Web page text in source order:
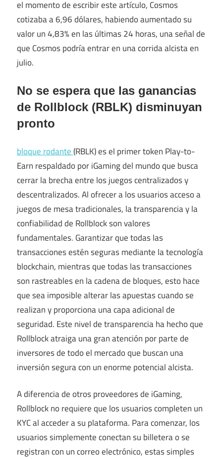
el momento de escribir este artículo, Cosmos
cotizaba a 6,96 dólares, habiendo aumentado su
valor un 4,83% en las últimas 24 horas, una señal de
que Cosmos podría entrar en una corrida alcista en
julio.
No se espera que las ganancias
de Rollblock (RBLK) disminuyan
pronto
bloque rodante(RBLK) es el primer token Play-to-
Earn respaldado por iGaming del mundo que busca
cerrar la brecha entre los juegos centralizados y
descentralizados. Al ofrecer a los usuarios acceso a
juegos de mesa tradicionales, la transparencia y la
confiabilidad de Rollblock son valores
fundamentales. Garantizar que todas las
transacciones estén seguras mediante la tecnología
blockchain, mientras que todas las transacciones
son rastreables en la cadena de bloques, esto hace
que sea imposible alterar las apuestas cuando se
realizan y proporciona una capa adicional de
seguridad. Este nivel de transparencia ha hecho que
Rollblock atraiga una gran atención por parte de
inversores de todo el mercado que buscan una
inversión segura con un enorme potencial alcista.
A diferencia de otros proveedores de iGaming,
Rollblock no requiere que los usuarios completen un
KYC al acceder a su plataforma. Para comenzar, los
usuarios simplemente conectan su billetera o se
registran con un correo electrónico, estas simples